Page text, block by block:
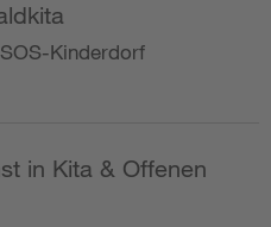
Kinderdorf
in Kita & Offenen